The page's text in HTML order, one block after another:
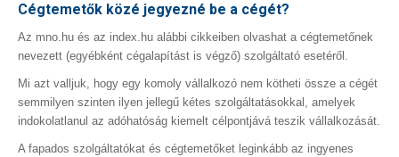
Cégtemetők közé jegyezné be a cégét?
Az mno.hu és az index.hu alábbi cikkeiben olvashat a cégtemetőnek
nevezett (egyébként cégalapítást is végző) szolgáltató esetéről.
Mi azt valljuk, hogy egy komoly vállalkozó nem kötheti össze a cégét
semmilyen szinten ilyen jellegű kétes szolgáltatásokkal, amelyek
indokolatlanul az adóhatóság kiemelt célpontjává teszik vállalkozását.
A fapados szolgáltatókat és cégtemetőket leginkább az ingyenes